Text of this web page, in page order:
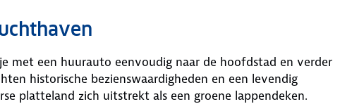
met een huurauto eenvoudig naar de hoofdstad en verder
historische bezienswaardigheden en een levendig
platteland zich uitstrekt als een groene lappendeken.